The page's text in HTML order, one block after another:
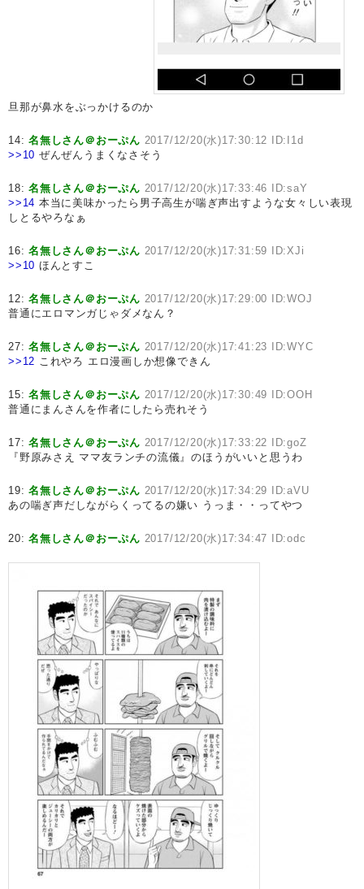
旦那が鼻水をぶっかけるのか
14:名無しさん＠おーぷん 2017/12/20(水)17:30:12 ID:I1d
>>10 ぜんぜんうまくなさそう
18:名無しさん＠おーぷん 2017/12/20(水)17:33:46 ID:saY
>>14 本当に美味かったら男子高生が喘ぎ声出すような女々しい表現
しとるやろなぁ
16:名無しさん＠おーぷん 2017/12/20(水)17:31:59 ID:XJi
>>10 ほんとすこ
12:名無しさん＠おーぷん 2017/12/20(水)17:29:00 ID:WOJ
普通にエロマンガじゃダメなん？
27:名無しさん＠おーぷん 2017/12/20(水)17:41:23 ID:WYC
>>12 これやろ エロ漫画しか想像できん
15:名無しさん＠おーぷん 2017/12/20(水)17:30:49 ID:OOH
普通にまんさんを作者にしたら売れそう
17:名無しさん＠おーぷん 2017/12/20(水)17:33:22 ID:goZ
『野原みさえ ママ友ランチの流儀』のほうがいいと思うわ
19:名無しさん＠おーぷん 2017/12/20(水)17:34:29 ID:aVU
あの喘ぎ声だしながらくってるの嫌い うっま・・ってやつ
20:名無しさん＠おーぷん 2017/12/20(水)17:34:47 ID:odc